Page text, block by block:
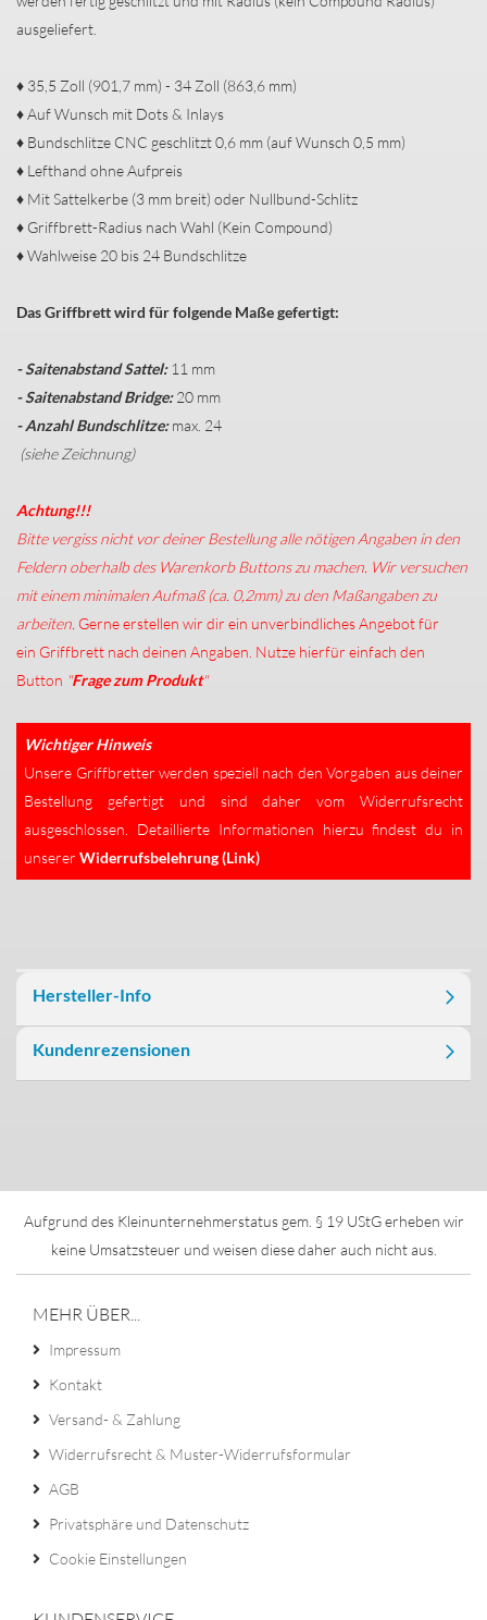
ausgeliefert.
♦ 35,5 Zoll (901,7 mm) - 34 Zoll (863,6 mm)
♦ Auf Wunsch mit Dots & Inlays
♦ Bundschlitze CNC geschlitzt 0,6 mm (auf Wunsch 0,5 mm)
♦ Lefthand ohne Aufpreis
♦ Mit Sattelkerbe (3 mm breit) oder Nullbund-Schlitz
♦ Griffbrett-Radius nach Wahl (Kein Compound)
♦ Wahlweise 20 bis 24 Bundschlitze
Das Griffbrett wird für folgende Maße gefertigt:
- Saitenabstand Sattel:11 mm
- Saitenabstand Bridge:20 mm
- Anzahl Bundschlitze:max. 24
(siehe Zeichnung)
Achtung!!!
Bitte vergiss nicht vor deiner Bestellung alle nötigen Angaben in den
Feldern oberhalb des Warenkorb Buttons zu machen. Wir versuchen
mit einem minimalen Aufmaß (ca. 0,2mm) zu den Maßangaben zu
arbeiten. Gerne erstellen wir dir ein unverbindliches Angebot für
ein Griffbrett nach deinen Angaben. Nutze hierfür einfach den
Button "Frage zum Produkt"
Wichtiger Hinweis
Unsere Griffbretter werden speziell nach den Vorgaben aus deiner
Bestellung gefertigt und sind daher vom Widerrufsrecht
ausgeschlossen. Detaillierte Informationen hierzu findest du in
unserer Widerrufsbelehrung (Link)
Hersteller-Info
Kundenrezensionen
Aufgrund des Kleinunternehmerstatus gem. § 19 UStG erheben wir
keine Umsatzsteuer und weisen diese daher auch nicht aus.
MEHR ÜBER...
Impressum
Kontakt
Versand- & Zahlung
Widerrufsrecht & Muster-Widerrufsformular
AGB
Privatsphäre und Datenschutz
Cookie Einstellungen